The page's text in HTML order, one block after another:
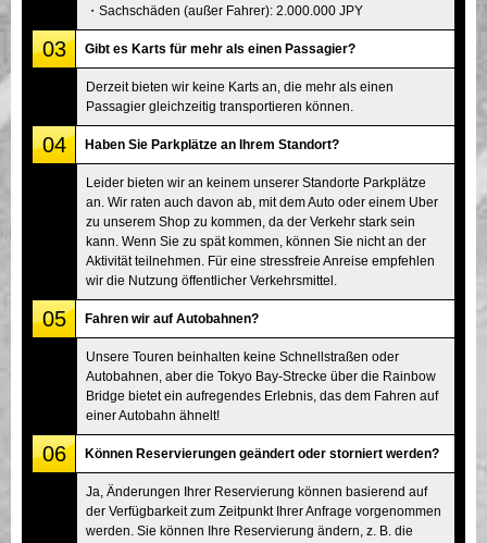
・Sachschäden (außer Fahrer): 2.000.000 JPY
03 Gibt es Karts für mehr als einen Passagier?
Derzeit bieten wir keine Karts an, die mehr als einen
Passagier gleichzeitig transportieren können.
04 Haben Sie Parkplätze an Ihrem Standort?
Leider bieten wir an keinem unserer Standorte Parkplätze
an. Wir raten auch davon ab, mit dem Auto oder einem Uber
zu unserem Shop zu kommen, da der Verkehr stark sein
kann. Wenn Sie zu spät kommen, können Sie nicht an der
Aktivität teilnehmen. Für eine stressfreie Anreise empfehlen
wir die Nutzung öffentlicher Verkehrsmittel.
05 Fahren wir auf Autobahnen?
Unsere Touren beinhalten keine Schnellstraßen oder
Autobahnen, aber die Tokyo Bay-Strecke über die Rainbow
Bridge bietet ein aufregendes Erlebnis, das dem Fahren auf
einer Autobahn ähnelt!
06 Können Reservierungen geändert oder storniert werden?
Ja, Änderungen Ihrer Reservierung können basierend auf
der Verfügbarkeit zum Zeitpunkt Ihrer Anfrage vorgenommen
werden. Sie können Ihre Reservierung ändern, z. B. die